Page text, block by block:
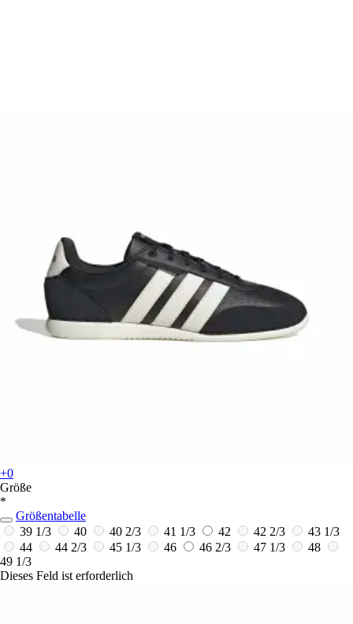
+0
Größe
*
Größentabelle
39 1/3
40 40 2/3 41 1/3 42 42 2/3
43 1/3
44
44 2/3 45 1/3 46 46 2/3 47 1/3
48
49 1/3
Dieses Feld ist erforderlich